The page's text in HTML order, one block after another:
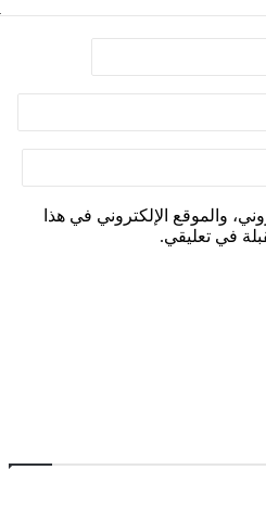
والموقع الإلكتروني في هذا
في تعليقي.